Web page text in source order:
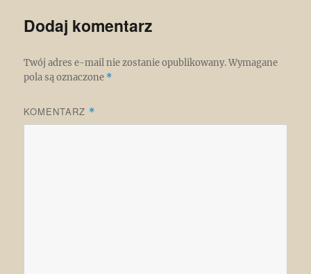
Dodaj komentarz
Twój adres e-mail nie zostanie opublikowany. Wymagane
pola są oznaczone *
KOMENTARZ *